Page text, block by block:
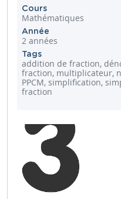
Cours
Mathématiques
Année
2 années
Tags
addition de fraction,
fraction, multiplicateur,
PPCM, simplification,
fraction